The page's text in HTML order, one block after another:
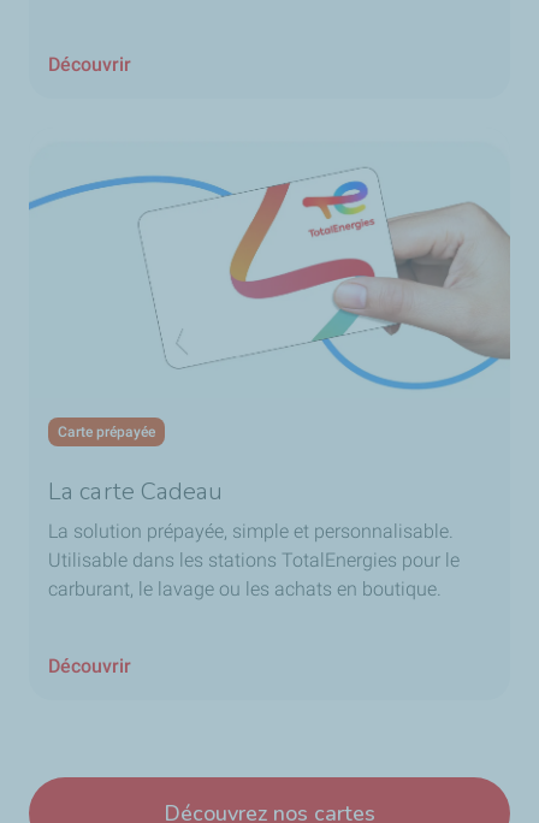
Découvrir
Carte prépayée
La carte Cadeau
La solution prépayée, simple et personnalisable.
Utilisable dans les stations TotalEnergies pour le
carburant, le lavage ou les achats en boutique.
Découvrir
Découvrez nos cartes